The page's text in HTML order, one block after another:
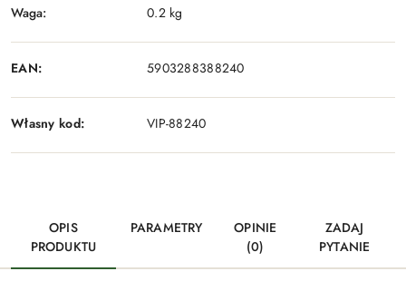
Waga:
0.2 kg
EAN: 5903288388240
Własny kod: VIP-88240
OPIS
PRODUKTU
PARAMETRY
OPINIE
(0)
ZADAJ
PYTANIE